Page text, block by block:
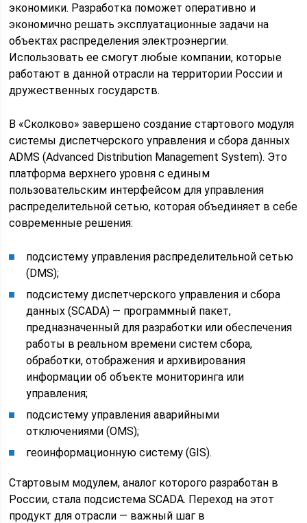
экономики. Разработка поможет оперативно и
экономично решать эксплуатационные задачи на
объектах распределения электроэнергии.
Использовать ее смогут любые компании, которые
работают в данной отрасли на территории России и
дружественных государств.
В «Сколково» завершено создание стартового модуля
системы диспетчерского управления и сбора данных
ADMS (Advanced Distribution Management System). Это
платформа верхнего уровня с единым
пользовательским интерфейсом для управления
распределительной сетью, которая объединяет в себе
современные решения:
подсистему управления распределительной сетью
(DMS);
подсистему диспетчерского управления и сбора
данных (SCADA) — программный пакет,
предназначенный для разработки или обеспечения
работы в реальном времени систем сбора,
обработки, отображения и архивирования
информации об объекте мониторинга или
управления;
подсистему управления аварийными
отключениями (OMS);
геоинформационную систему (GIS).
Стартовым модулем, аналог которого разработан в
России, стала подсистема SCADA. Переход на этот
продукт для отрасли — важный шаг в